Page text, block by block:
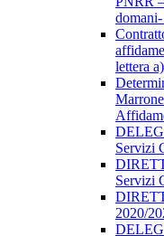
lettera
Servizi
Servizi
2020/